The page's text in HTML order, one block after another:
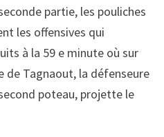
partie, les pouliches
les offensives qui
à la 59 e minute où sur
de Tagnaout, la défenseure
poteau, projette le